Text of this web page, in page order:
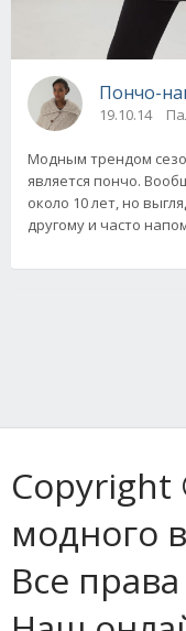
Пончо-
19.10.14
Модным трендом
является пончо.
около 10 лет, но
другому и часто
Copyright
модного
Все